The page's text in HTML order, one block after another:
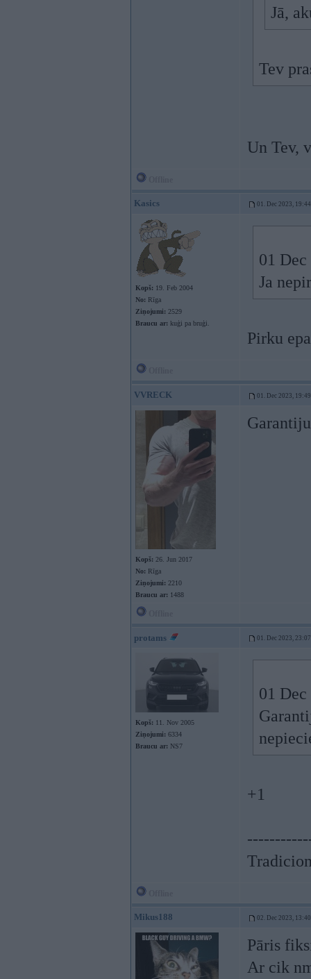
Jā,
Tev
Un Tev,
Kasics 01. Dec 2023, 19:44
Kopš: 19. Feb 2004
No: Rīga
Ziņojumi: 2529
Braucu ar: kuģi pa bruģi.
01
Ja
Pirku
VVRECK 01. Dec 2023, 19:49
Kopš: 26. Jun 2017
No: Rīga
Ziņojumi: 2210
Braucu ar: 1488
protams 01. Dec 2023, 23:07
Kopš: 11. Nov 2005
Ziņojumi: 6334
Braucu ar: NS7
01
+1
Mikus188 02. Dec 2023, 13:40
Pāris
Ar cik